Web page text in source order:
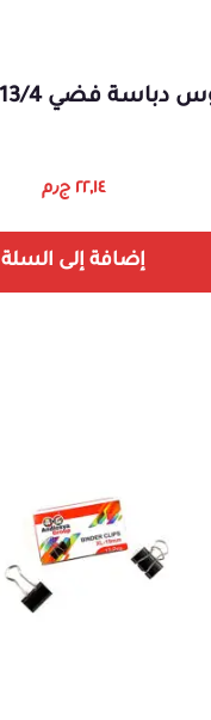
دباسة فضي 13/4 هيوانداي
٢٢,١٤ ج٫م
إضافة إلى السلة